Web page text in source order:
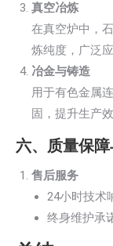
真空冶炼
在真空炉中，
炼纯度，广泛
冶金与铸造
用于有色金属
固，提升生产效
六、质量保
售后服务
24小时技术
终身维护承